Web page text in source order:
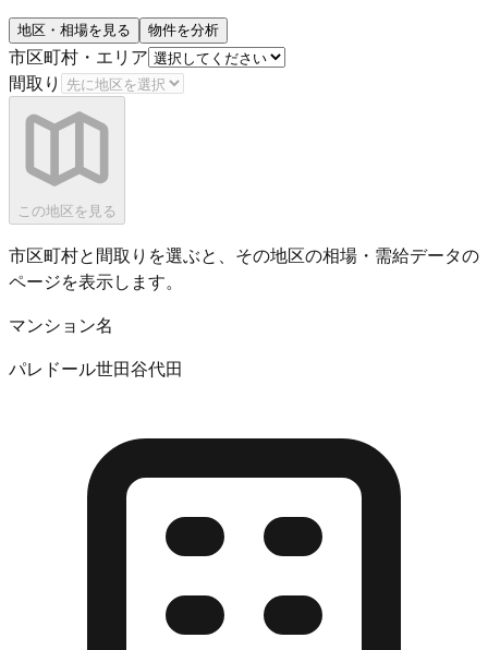
地区・相場を見る 物件を分析
市区町村・エリア
間取り
この地区を見る
市区町村と間取りを選ぶと、その地区の相場・需給データの
ページを表示します。
マンション名
パレドール世田谷代田